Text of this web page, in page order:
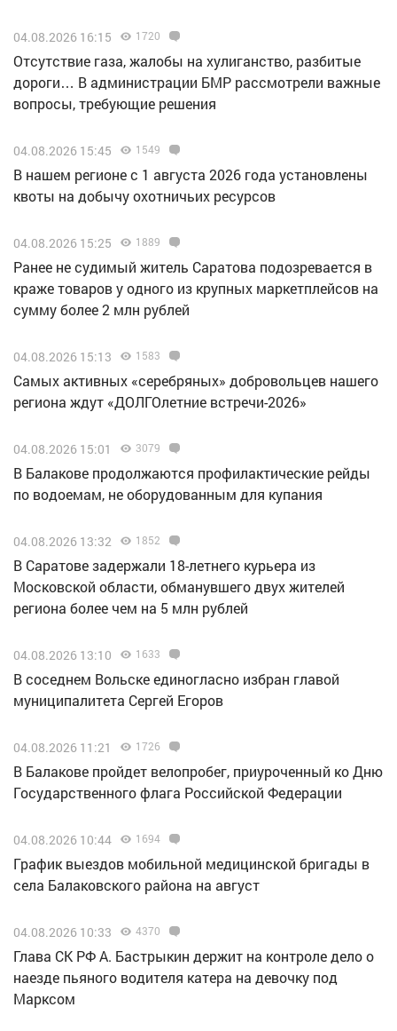
04.08.2026 16:15 1720
Отсутствие газа, жалобы на хулиганство, разбитые
дороги… В администрации БМР рассмотрели важные
вопросы, требующие решения
04.08.2026 15:45 1549
В нашем регионе с 1 августа 2026 года установлены
квоты на добычу охотничьих ресурсов
04.08.2026 15:25 1889
Ранее не судимый житель Саратова подозревается в
краже товаров у одного из крупных маркетплейсов на
сумму более 2 млн рублей
04.08.2026 15:13 1583
Самых активных «серебряных» добровольцев нашего
региона ждут «ДОЛГОлетние встречи-2026»
04.08.2026 15:01 3079
В Балакове продолжаются профилактические рейды
по водоемам, не оборудованным для купания
04.08.2026 13:32 1852
В Саратове задержали 18-летнего курьера из
Московской области, обманувшего двух жителей
региона более чем на 5 млн рублей
04.08.2026 13:10 1633
В соседнем Вольске единогласно избран главой
муниципалитета Сергей Егоров
04.08.2026 11:21 1726
В Балакове пройдет велопробег, приуроченный ко Дню
Государственного флага Российской Федерации
04.08.2026 10:44 1694
График выездов мобильной медицинской бригады в
села Балаковского района на август
04.08.2026 10:33 4370
Глава СК РФ А. Бастрыкин держит на контроле дело о
наезде пьяного водителя катера на девочку под
Марксом